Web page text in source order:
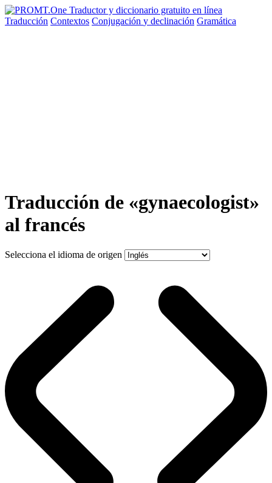
Traducción Contextos Conjugación y declinación Gramática
Traducción de «gynaecologist»
al francés
Selecciona el idioma de origen